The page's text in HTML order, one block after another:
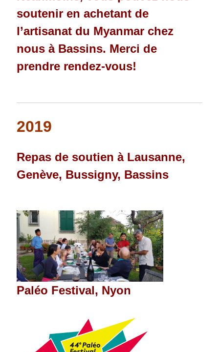
soutenir en achetant de
l’artisanat du Myanmar chez
nous à Bassins. Merci de
prendre rendez-vous!
2019
Repas de soutien à Lausanne,
Genève, Bussigny, Bassins
Paléo Festival, Nyon